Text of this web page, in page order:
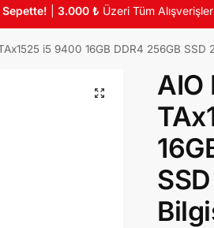
|3.000 ₺ Üzeri Tüm
i5 9400 16GB DDR4 256GB
AIO